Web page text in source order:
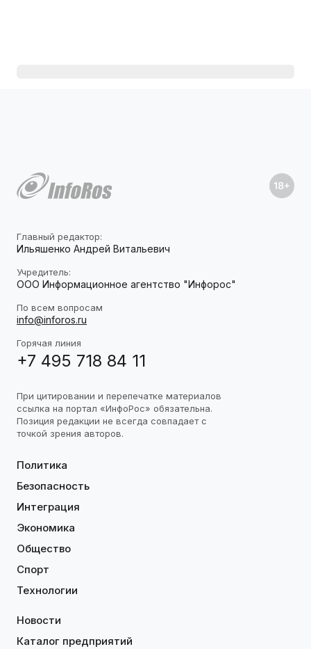
Главный редактор:
Ильяшенко Андрей Витальевич
Учредитель:
ООО Информационное агентство "Инфорос"
По всем вопросам
info@inforos.ru
Горячая линия
+7 495 718 84 11
При цитировании и перепечатке материалов
ссылка на портал «ИнфоРос» обязательна.
Позиция редакции не всегда совпадает с
точкой зрения авторов.
Политика
Безопасность
Интеграция
Экономика
Общество
Спорт
Технологии
Новости
Каталог предприятий